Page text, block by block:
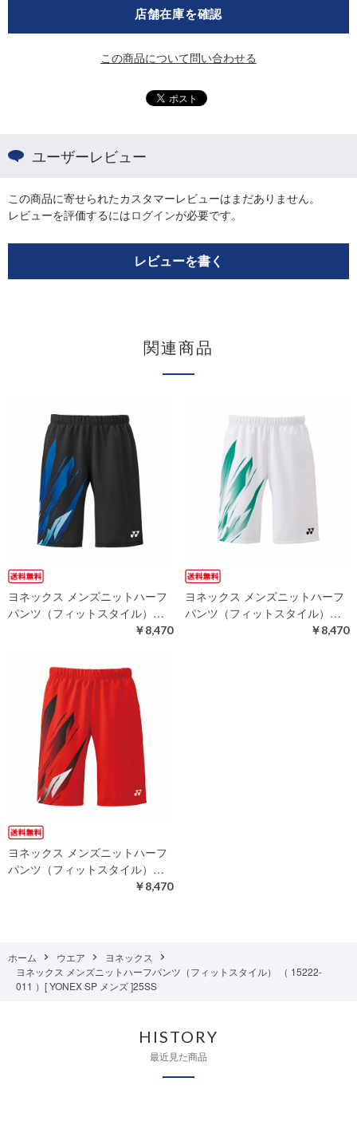
店舗在庫を確認
この商品について問い合わせる
ユーザーレビュー
この商品に寄せられたカスタマーレビューはまだありません。
レビューを評価するにはログインが必要です。
レビューを書く
関連商品
ヨネックス メンズニットハーフ
パンツ（フィットスタイル）…
￥8,470
ヨネックス メンズニットハーフ
パンツ（フィットスタイル）…
￥8,470
ヨネックス メンズニットハーフ
パンツ（フィットスタイル）…
￥8,470
ホーム ウエア
ヨネックス
ヨネックス メンズニットハーフパンツ（フィットスタイル） （ 15222-
011 ）[ YONEX SP メンズ ]25SS
HISTORY
最近見た商品